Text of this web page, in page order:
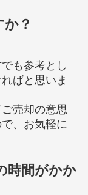
？
も参考とし
ばと思いま
売却の意思
、お気軽に
時間がかか